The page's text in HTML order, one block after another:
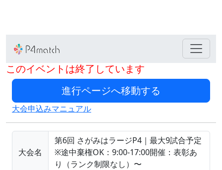
このイベントは終了しています
大会申込みマニュアル
大会名
第6回 さがみはラージP4｜最大9試合予定
※途中棄権OK：9:00-17:00開催：表彰あ
り（ランク制限なし）〜